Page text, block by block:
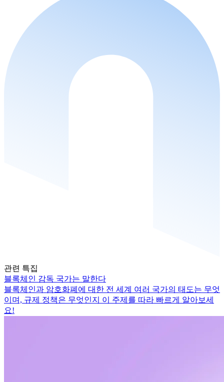
관련 특집
블록체인 감독 국가는 말한다
블록체인과 암호화폐에 대한 전 세계 여러 국가의 태도는 무엇
이며, 규제 정책은 무엇인지 이 주제를 따라 빠르게 알아보세
요!